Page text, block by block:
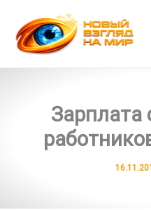
содержимому
Зарплата